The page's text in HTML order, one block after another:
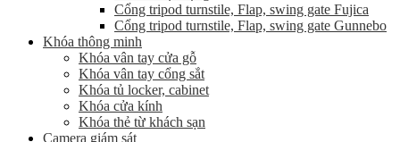
Cổng tripod turnstile, Flap, swing gate Fujica
Cổng tripod turnstile, Flap, swing gate Gunnebo
Khóa thông minh
Khóa vân tay cửa gỗ
Khóa vân tay cổng sắt
Khóa tủ locker, cabinet
Khóa cửa kính
Khóa thẻ từ khách sạn
Camera giám sát